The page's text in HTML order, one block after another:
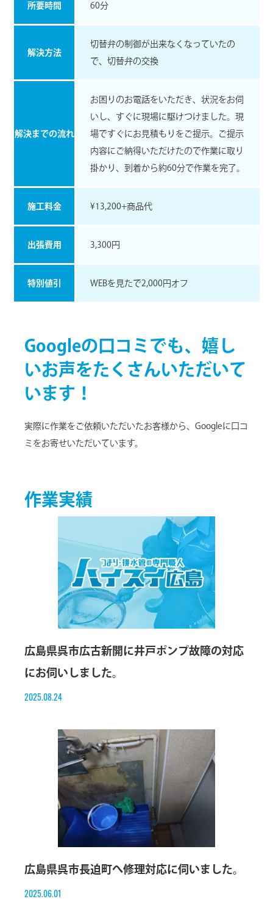
所要時間 60分
解決方法
切替弁の制御が出来なくなっていたの
で、切替弁の交換
解決までの流れ
お困りのお電話をいただき、状況をお伺
いし、すぐに現場に駆けつけました。現
場ですぐにお見積もりをご提示。ご提示
内容にご納得いただけたので作業に取り
掛かり、到着から約60分で作業を完了。
施工料⾦ ¥13,200+商品代
出張費用 3,300円
特別値引 WEBを⾒たで2,000円オフ
Googleの口コミでも、嬉し
いお声をたくさんいただいて
います！
実際に作業をご依頼いただいたお客様から、Googleに口コ
ミをお寄せいただいています。
作業実績
広島県呉市広古新開に井戸ポンプ故障の対応
にお伺いしました。
2025.08.24
広島県呉市長迫町へ修理対応に伺いました。
2025.06.01